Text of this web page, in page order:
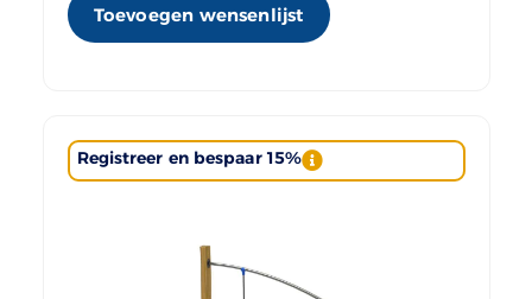
Toevoegen wensenlijst
Registreer en bespaar 15%